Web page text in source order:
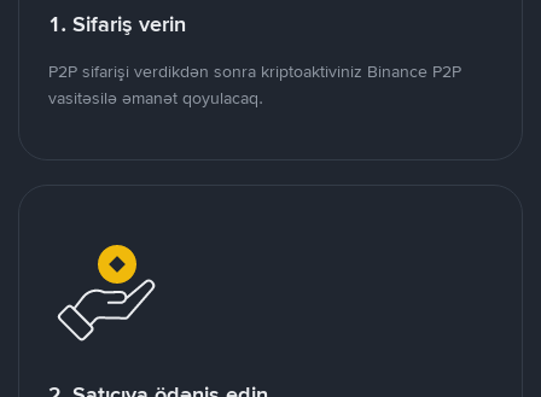
1. Sifariş verin
P2P sifarişi verdikdən sonra kriptoaktiviniz Binance P2P
vasitəsilə əmanət qoyulacaq.